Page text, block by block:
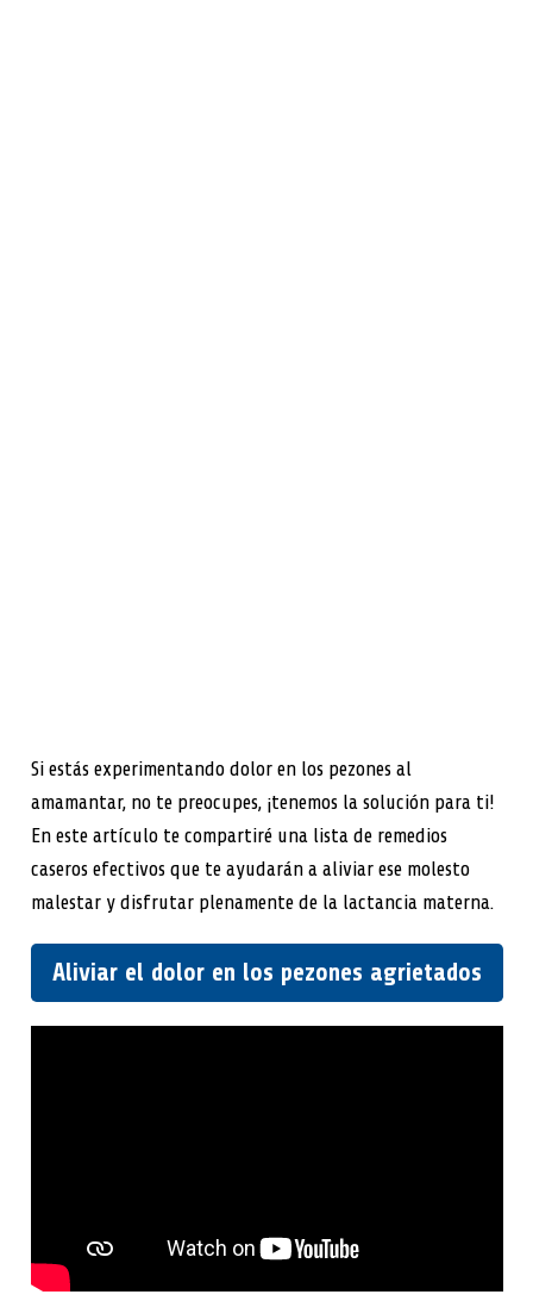
Si estás experimentando dolor en los pezones al
amamantar, no te preocupes, ¡tenemos la solución para ti!
En este artículo te compartiré una lista de remedios
caseros efectivos que te ayudarán a aliviar ese molesto
malestar y disfrutar plenamente de la lactancia materna.
Aliviar el dolor en los pezones agrietados